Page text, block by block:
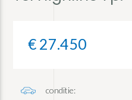
€ 27.450
conditie: